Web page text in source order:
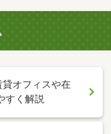
貸オフィスや在
すく解説